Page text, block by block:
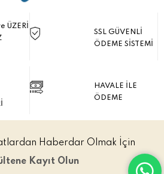
ÜZERİ
SSL GÜVENLİ
ÖDEME SİSTEMİ
HAVALE İLE
ÖDEME
Haberdar Olmak İçin
Kayıt Olun